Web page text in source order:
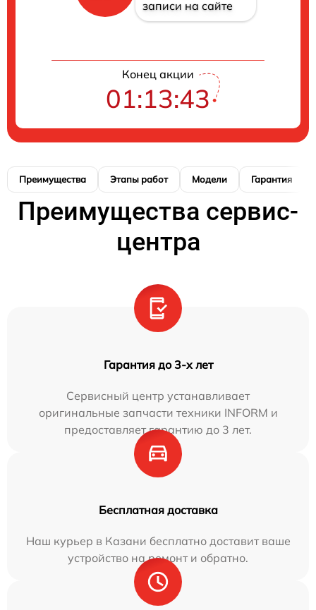
записи на сайте
Конец акции
01:13:42
Преимущества Этапы работ Модели Гарантия
Преимущества сервис-
центра
Гарантия до 3-х лет
Сервисный центр устанавливает
оригинальные запчасти техники INFORM и
предоставляет гарантию до 3 лет.
Бесплатная доставка
Наш курьер в Казани бесплатно доставит ваше
устройство на ремонт и обратно.